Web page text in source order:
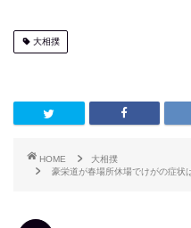
大相撲
HOME
大相撲
豪栄道が春場所休場でけがの症状